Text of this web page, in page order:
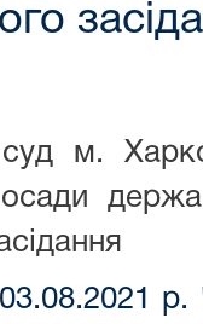
суд м.